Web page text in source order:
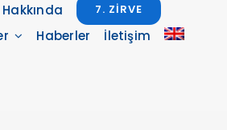
Hakkında 7. ZIRVE
Haberler İletişim